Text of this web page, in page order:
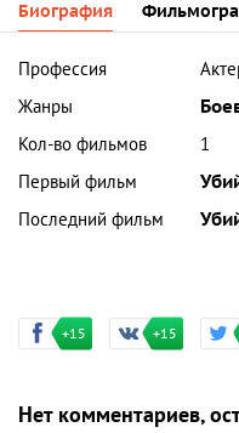
Биография
Профессия
Жанры
Кол-во фильмов
1
Первый фильм
Последний фильм
+15 +15
Нет комментариев,